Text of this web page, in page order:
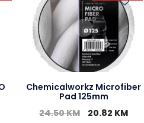
Chemicalworkz Microfiber
Pad 125mm
24.50KM 20.82 KM